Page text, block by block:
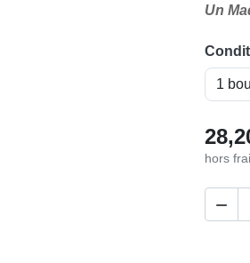
Un
hors
